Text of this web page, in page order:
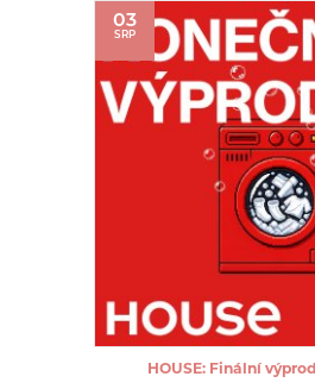
03
SRP
HOUSE: Finální